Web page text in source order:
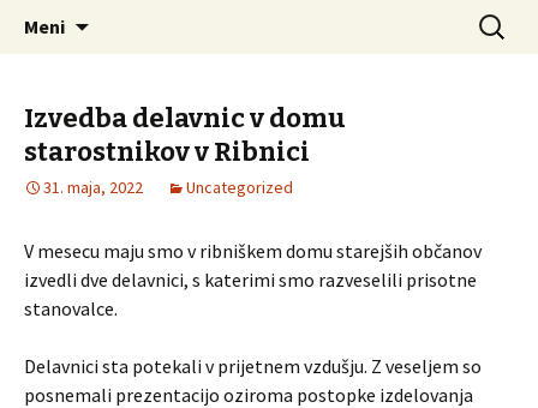
DPŽ – Ribnica
Društvo podeželskih žena Ribnica
Meni Išči:
Izvedba delavnic v domu
starostnikov v Ribnici
31. maja, 2022 Uncategorized
V mesecu maju smo v ribniškem domu starejših občanov
izvedli dve delavnici, s katerimi smo razveselili prisotne
stanovalce.
Delavnici sta potekali v prijetnem vzdušju. Z veseljem so
posnemali prezentacijo oziroma postopke izdelovanja